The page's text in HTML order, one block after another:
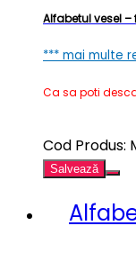
Alfabetul vesel
*** mai multe
Ca sa poti
Cod Produs:
Salvează